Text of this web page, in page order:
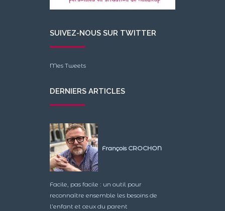
SUIVEZ-NOUS SUR TWITTER
Mes Tweets
DERNIERS ARTICLES
François CROCHON
Facile, pas facile : un outil pour
reconnaître ensemble les besoins de
l’enfant et ceux du parent